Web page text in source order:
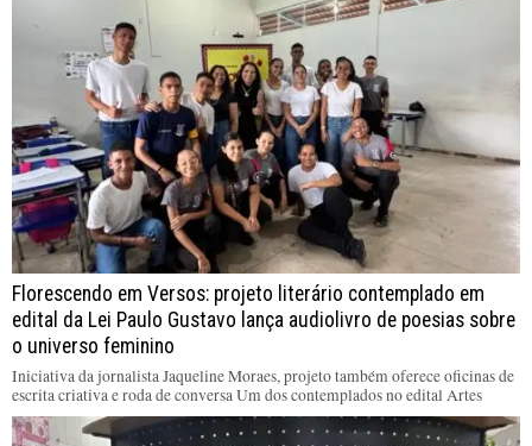
Florescendo em Versos: projeto literário contemplado em
edital da Lei Paulo Gustavo lança audiolivro de poesias sobre
o universo feminino
Iniciativa da jornalista Jaqueline Moraes, projeto também oferece oficinas de
escrita criativa e roda de conversa Um dos contemplados no edital Artes